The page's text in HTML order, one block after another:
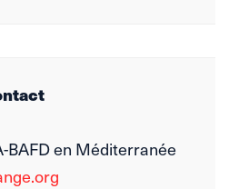
BAFD en Méditerranée